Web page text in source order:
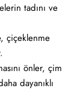
tadını ve
çiçeklenme
önler, çim
dayanıklı